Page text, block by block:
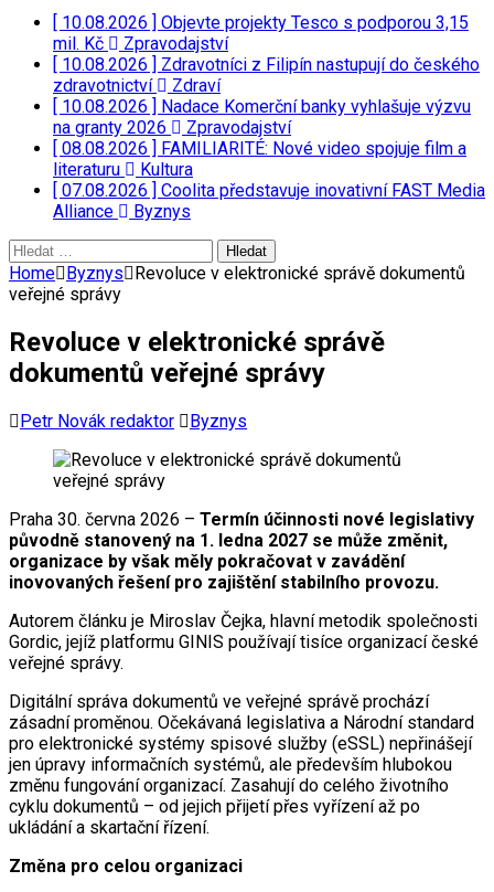
[ 10.08.2026 ] Objevte projekty Tesco s podporou 3,15
mil. Kč
Zpravodajství
[ 10.08.2026 ] Zdravotníci z Filipín nastupují do českého
zdravotnictví
Zdraví
[ 10.08.2026 ] Nadace Komerční banky vyhlašuje výzvu
na granty 2026
Zpravodajství
[ 08.08.2026 ] FAMILIARITÉ: Nové video spojuje film a
literaturu
Kultura
[ 07.08.2026 ] Coolita představuje inovativní FAST Media
Alliance
Byznys
Vyhledávání
Home Byznys
Revoluce v elektronické správě dokumentů
veřejné správy
Revoluce v elektronické správě
dokumentů veřejné správy
Petr Novák redaktor Byznys
Praha 30. června 2026 – Termín účinnosti nové legislativy
původně stanovený na 1. ledna 2027 se může změnit,
organizace by však měly pokračovat v zavádění
inovovaných řešení pro zajištění stabilního provozu.
Autorem článku je Miroslav Čejka, hlavní metodik společnosti
Gordic, jejíž platformu GINIS používají tisíce organizací české
veřejné správy.
Digitální správa dokumentů ve veřejné správě prochází
zásadní proměnou. Očekávaná legislativa a Národní standard
pro elektronické systémy spisové služby (eSSL) nepřinášejí
jen úpravy informačních systémů, ale především hlubokou
změnu fungování organizací. Zasahují do celého životního
cyklu dokumentů – od jejich přijetí přes vyřízení až po
ukládání a skartační řízení.
Změna pro celou organizaci